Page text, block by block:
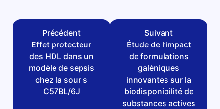
Précédent
Effet protecteur
des HDL dans un
modèle de sepsis
chez la souris
C57BL/6J
Suivant
Étude de l’impact
de formulations
galéniques
innovantes sur la
biodisponibilité de
substances actives